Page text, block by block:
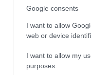
Google consents
I want to allow
web or device
I want to allow my
purposes.